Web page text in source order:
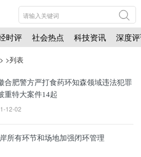
时评 社会热点 科技资讯 深度
> >列表
合肥警方严打食药环知森领域违法犯罪
重特大案件14起
12-02
所有环节和场地加强闭环管理